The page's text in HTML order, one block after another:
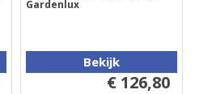
Gardenlux
Bekijk
€ 126,80